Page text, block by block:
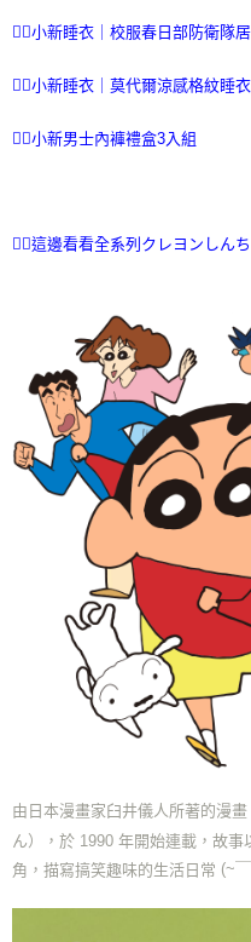
※ 交易是否成功請以「AFTEE先
客戶支援中心」https://
１．透過由恩沛科技股份有限公司
３．未成年的使用者請事先徵得法
４．使用「AFTEE先享後付」時
時審查核予不同之上限額度；若
請求用戶進行身份認證。
５．嚴禁一人註冊多個帳號或使用
恩沛科技股份有限公司將有權停
付款後7-11取貨
每筆NT$80，滿NT$899(含以
👉🏻小新睡衣｜校服春日部防衛隊
👉🏻小新睡衣｜莫代爾涼感格紋睡
👉🏻小新男士內褲禮盒3入組
👉🏻這邊看看全系列クレヨンしん
由日本漫畫家臼井儀人所著的漫
ん），於 1990 年開始連載，故
角，描寫搞笑趣味的生活日常 (~